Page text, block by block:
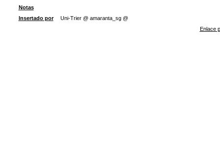
Notas
Insertado por
Uni-Trier @ amaranta_sg @
Enlace